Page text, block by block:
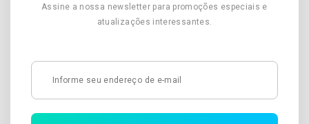
Assine a nossa newsletter para promoções especiais e
atualizações interessantes.